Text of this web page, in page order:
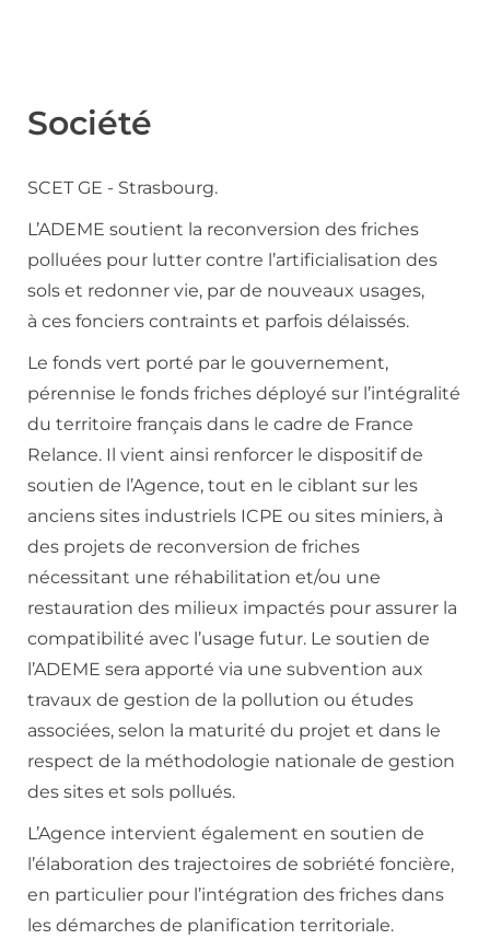
Société
SCET GE - Strasbourg.
L’ADEME soutient la reconversion des friches
polluées pour lutter contre l’artificialisation des
sols et redonner vie, par de nouveaux usages,
à ces fonciers contraints et parfois délaissés.
Le fonds vert porté par le gouvernement,
pérennise le fonds friches déployé sur l’intégralité
du territoire français dans le cadre de France
Relance. Il vient ainsi renforcer le dispositif de
soutien de l’Agence, tout en le ciblant sur les
anciens sites industriels ICPE ou sites miniers, à
des projets de reconversion de friches
nécessitant une réhabilitation et/ou une
restauration des milieux impactés pour assurer la
compatibilité avec l’usage futur. Le soutien de
l’ADEME sera apporté via une subvention aux
travaux de gestion de la pollution ou études
associées, selon la maturité du projet et dans le
respect de la méthodologie nationale de gestion
des sites et sols pollués.
L’Agence intervient également en soutien de
l’élaboration des trajectoires de sobriété foncière,
en particulier pour l’intégration des friches dans
les démarches de planification territoriale.